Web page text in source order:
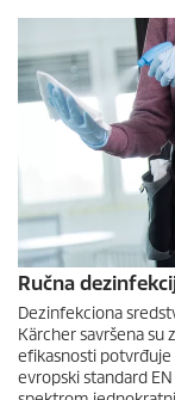
Ručna
Dezinfekciona
Kärcher savršena su
efikasnosti potvrđuje
evropski standard